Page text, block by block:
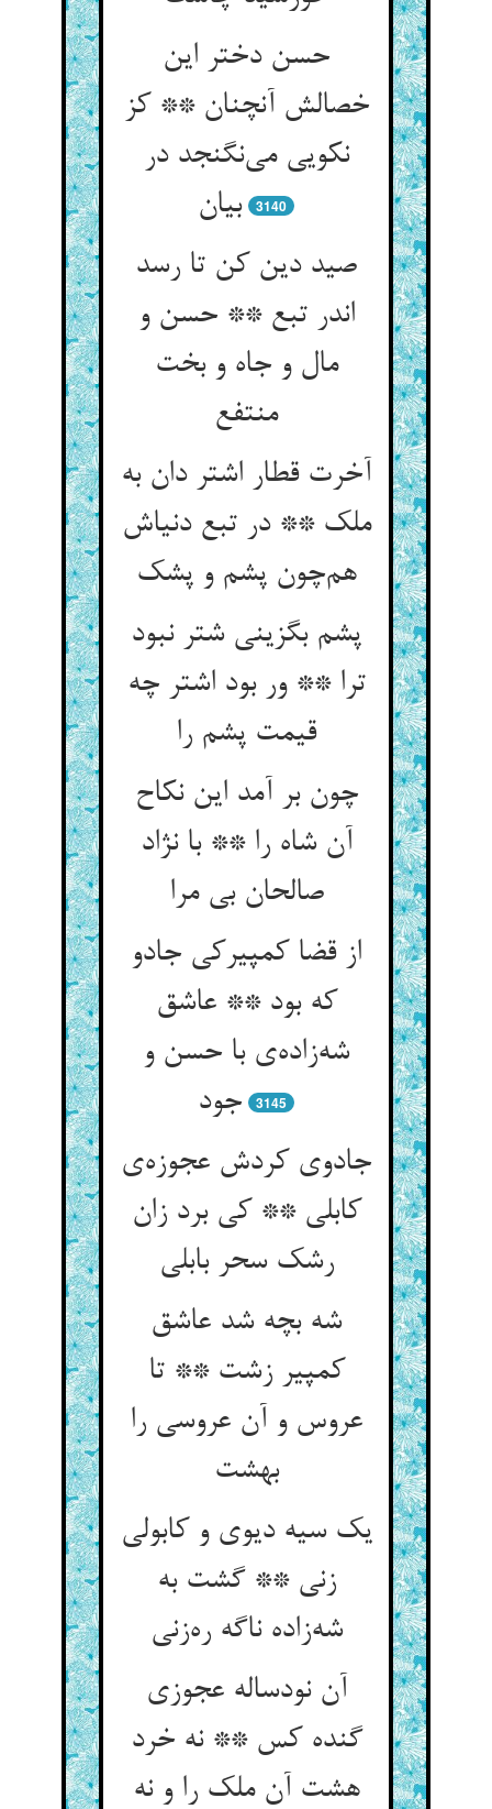
حسن دختر این
خصالش آنچنان ** کز
نکویی می‌نگنجد در
بیان
3140
صید دین کن تا رسد
اندر تبع ** حسن و
مال و جاه و بخت
منتفع
آخرت قطار اشتر دان به
ملک ** در تبع دنیاش
هم‌چون پشم و پشک
پشم بگزینی شتر نبود
ترا ** ور بود اشتر چه
قیمت پشم را
چون بر آمد این نکاح
آن شاه را ** با نژاد
صالحان بی مرا
از قضا کمپیرکی جادو
که بود ** عاشق
شه‌زاده‌ی با حسن و
جود
3145
جادوی کردش عجوزه‌ی
کابلی ** کی برد زان
رشک سحر بابلی
شه بچه شد عاشق
کمپیر زشت ** تا
عروس و آن عروسی را
بهشت
یک سیه دیوی و کابولی
زنی ** گشت به
شه‌زاده ناگه ره‌زنی
آن نودساله عجوزی
گنده کس ** نه خرد
هشت آن ملک را و نه